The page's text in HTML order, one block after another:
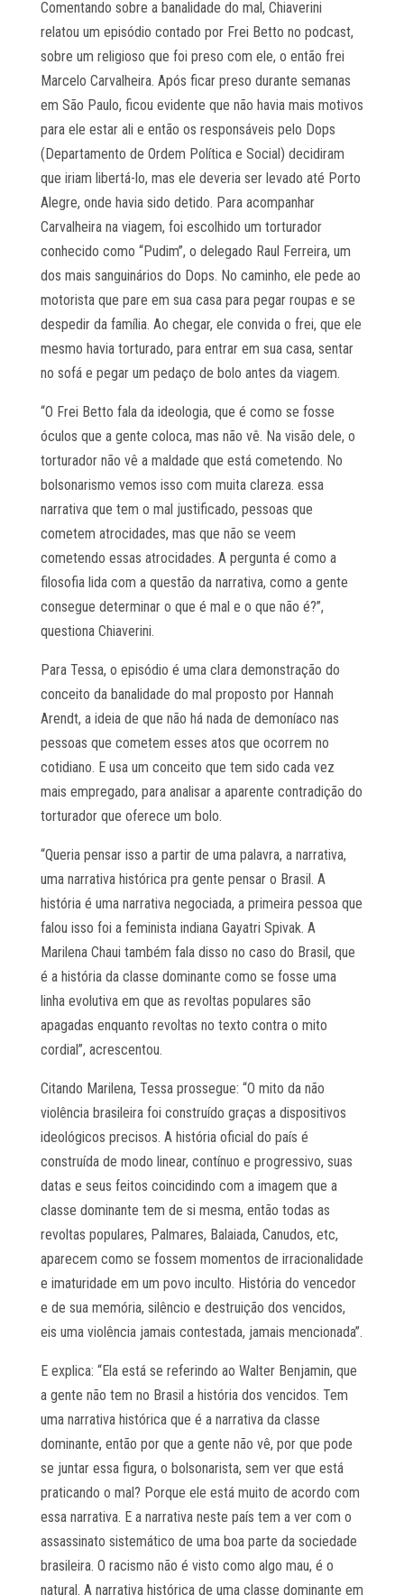
Comentando sobre a banalidade do mal, Chiaverini
relatou um episódio contado por Frei Betto no podcast,
sobre um religioso que foi preso com ele, o então frei
Marcelo Carvalheira. Após ficar preso durante semanas
em São Paulo, ficou evidente que não havia mais motivos
para ele estar ali e então os responsáveis pelo Dops
(Departamento de Ordem Política e Social) decidiram
que iriam libertá-lo, mas ele deveria ser levado até Porto
Alegre, onde havia sido detido. Para acompanhar
Carvalheira na viagem, foi escolhido um torturador
conhecido como “Pudim”, o delegado Raul Ferreira, um
dos mais sanguinários do Dops. No caminho, ele pede ao
motorista que pare em sua casa para pegar roupas e se
despedir da família. Ao chegar, ele convida o frei, que ele
mesmo havia torturado, para entrar em sua casa, sentar
no sofá e pegar um pedaço de bolo antes da viagem.
“O Frei Betto fala da ideologia, que é como se fosse
óculos que a gente coloca, mas não vê. Na visão dele, o
torturador não vê a maldade que está cometendo. No
bolsonarismo vemos isso com muita clareza. essa
narrativa que tem o mal justificado, pessoas que
cometem atrocidades, mas que não se veem
cometendo essas atrocidades. A pergunta é como a
filosofia lida com a questão da narrativa, como a gente
consegue determinar o que é mal e o que não é?”,
questiona Chiaverini.
Para Tessa, o episódio é uma clara demonstração do
conceito da banalidade do mal proposto por Hannah
Arendt, a ideia de que não há nada de demoníaco nas
pessoas que cometem esses atos que ocorrem no
cotidiano. E usa um conceito que tem sido cada vez
mais empregado, para analisar a aparente contradição do
torturador que oferece um bolo.
“Queria pensar isso a partir de uma palavra, a narrativa,
uma narrativa histórica pra gente pensar o Brasil. A
história é uma narrativa negociada, a primeira pessoa que
falou isso foi a feminista indiana Gayatri Spivak. A
Marilena Chaui também fala disso no caso do Brasil, que
é a história da classe dominante como se fosse uma
linha evolutiva em que as revoltas populares são
apagadas enquanto revoltas no texto contra o mito
cordial”, acrescentou.
Citando Marilena, Tessa prossegue: “O mito da não
violência brasileira foi construído graças a dispositivos
ideológicos precisos. A história oficial do país é
construída de modo linear, contínuo e progressivo, suas
datas e seus feitos coincidindo com a imagem que a
classe dominante tem de si mesma, então todas as
revoltas populares, Palmares, Balaiada, Canudos, etc,
aparecem como se fossem momentos de irracionalidade
e imaturidade em um povo inculto. História do vencedor
e de sua memória, silêncio e destruição dos vencidos,
eis uma violência jamais contestada, jamais mencionada”.
E explica: “Ela está se referindo ao Walter Benjamin, que
a gente não tem no Brasil a história dos vencidos. Tem
uma narrativa histórica que é a narrativa da classe
dominante, então por que a gente não vê, por que pode
se juntar essa figura, o bolsonarista, sem ver que está
praticando o mal? Porque ele está muito de acordo com
essa narrativa. E a narrativa neste país tem a ver com o
assassinato sistemático de uma boa parte da sociedade
brasileira. O racismo não é visto como algo mau, é o
natural. A narrativa histórica de uma classe dominante em